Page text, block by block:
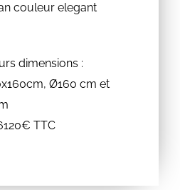
couleur elegant
dimensions :
Ø160 cm et
TTC